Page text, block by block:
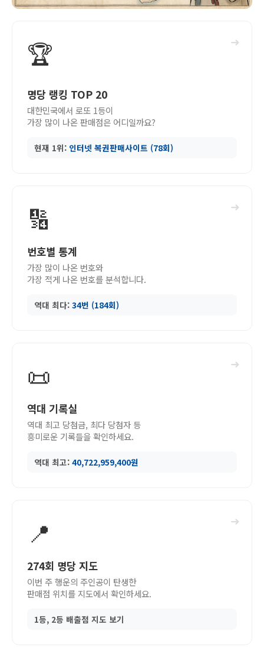
➜
🏆
명당 랭킹 TOP 20
대한민국에서 로또 1등이
가장 많이 나온 판매점은 어디일까요?
현재 1위: 인터넷 복권판매사이트 (78회)
➜
🔢
번호별 통계
가장 많이 나온 번호와
가장 적게 나온 번호를 분석합니다.
역대 최다: 34번 (184회)
➜
📜
역대 기록실
역대 최고 당첨금, 최다 당첨자 등
흥미로운 기록들을 확인하세요.
역대 최고: 40,722,959,400원
➜
📍
274회 명당 지도
이번 주 행운의 주인공이 탄생한
판매점 위치를 지도에서 확인하세요.
1등, 2등 배출점 지도 보기